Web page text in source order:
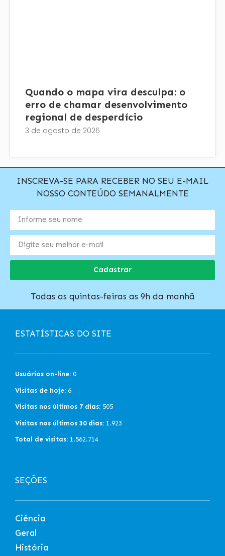
Quando o mapa vira desculpa: o
erro de chamar desenvolvimento
regional de desperdício
3 de agosto de 2026
INSCREVA-SE PARA RECEBER NO SEU E-MAIL
NOSSO CONTEÚDO SEMANALMENTE
Cadastrar
Todas as quintas-feiras as 9h da manhã
ESTATÍSTICAS DO SITE
Usuários on-line: 0
Visitas de hoje: 6
Visitas nos últimos 7 dias: 505
Visitas nos últimos 30 dias: 1.923
Total de visitas: 1.562.714
SEÇÕES
Ciência
Geral
História